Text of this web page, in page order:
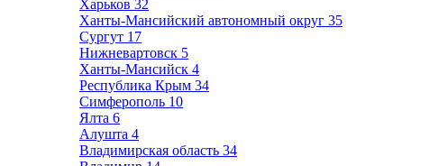
Харьков 32
Ханты-Мансийский автономный округ 35
Сургут 17
Нижневартовск 5
Ханты-Мансийск 4
Республика Крым 34
Симферополь 10
Ялта 6
Алушта 4
Владимирская область 34